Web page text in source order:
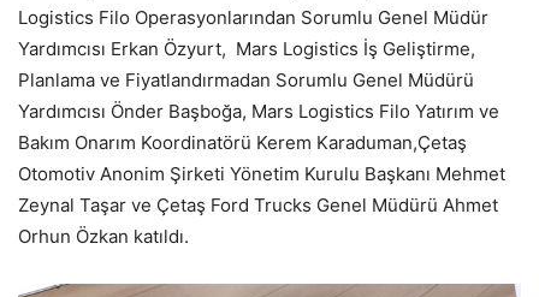
Logistics Filo Operasyonlarından Sorumlu Genel Müdür
Yardımcısı Erkan Özyurt, Mars Logistics İş Geliştirme,
Planlama ve Fiyatlandırmadan Sorumlu Genel Müdürü
Yardımcısı Önder Başboğa, Mars Logistics Filo Yatırım ve
Bakım Onarım Koordinatörü Kerem Karaduman,Çetaş
Otomotiv Anonim Şirketi Yönetim Kurulu Başkanı Mehmet
Zeynal Taşar ve Çetaş Ford Trucks Genel Müdürü Ahmet
Orhun Özkan katıldı.